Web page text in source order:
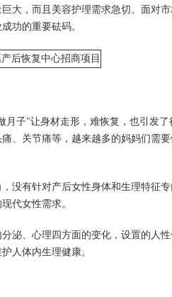
大，而且美容护理需求急切。面对
功的重要砝码。
子"让身材走形，难恢复，也引发
、关节痛等，越来越多的妈妈们需
没有针对产后女性身体和生理特征
代女性需求。
泌、心理四方面的变化，设置的人
人体内生理健康。